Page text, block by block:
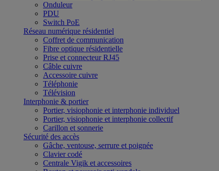
Onduleur
PDU
Switch PoE
Réseau numérique résidentiel
Coffret de communication
Fibre optique résidentielle
Prise et connecteur RJ45
Câble cuivre
Accessoire cuivre
Téléphonie
Télévision
Interphonie & portier
Portier, visiophonie et interphonie individuel
Portier, visiophonie et interphonie collectif
Carillon et sonnerie
Sécurité des accès
Gâche, ventouse, serrure et poignée
Clavier codé
Centrale Vigik et accessoires